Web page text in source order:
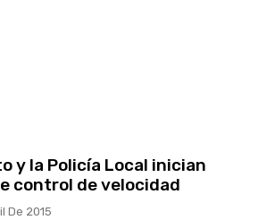
y la Policía Local inician
control de velocidad
De 2015